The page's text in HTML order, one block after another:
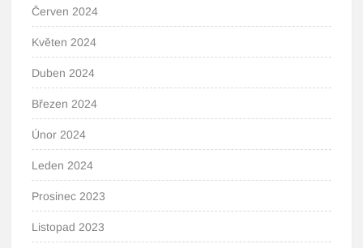
Červen 2024
Květen 2024
Duben 2024
Březen 2024
Únor 2024
Leden 2024
Prosinec 2023
Listopad 2023